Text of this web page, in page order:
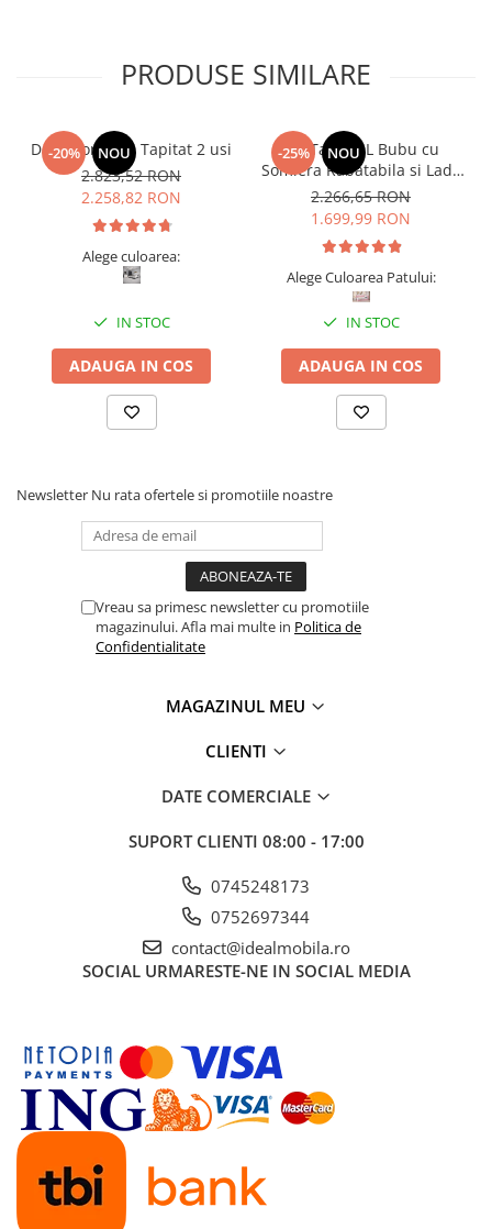
PRODUSE SIMILARE
-20% NOU
Dormitor Vista Tapitat 2 usi
2.823,52 RON
2.258,82 RON
Alege culoarea:
IN STOC
ADAUGA IN COS
-25% NOU
Pat Tapitat L Bubu cu
Somiera Rabatabila si Lada
de depozitare
2.266,65 RON
1.699,99 RON
Alege Culoarea Patului:
IN STOC
ADAUGA IN COS
Newsletter Nu rata ofertele si promotiile noastre
Vreau sa primesc newsletter cu promotiile
magazinului. Afla mai multe in Politica de
Confidentialitate
MAGAZINUL MEU
CLIENTI
DATE COMERCIALE
SUPORT CLIENTI 08:00 - 17:00
0745248173
0752697344
contact@idealmobila.ro
SOCIAL URMARESTE-NE IN SOCIAL MEDIA